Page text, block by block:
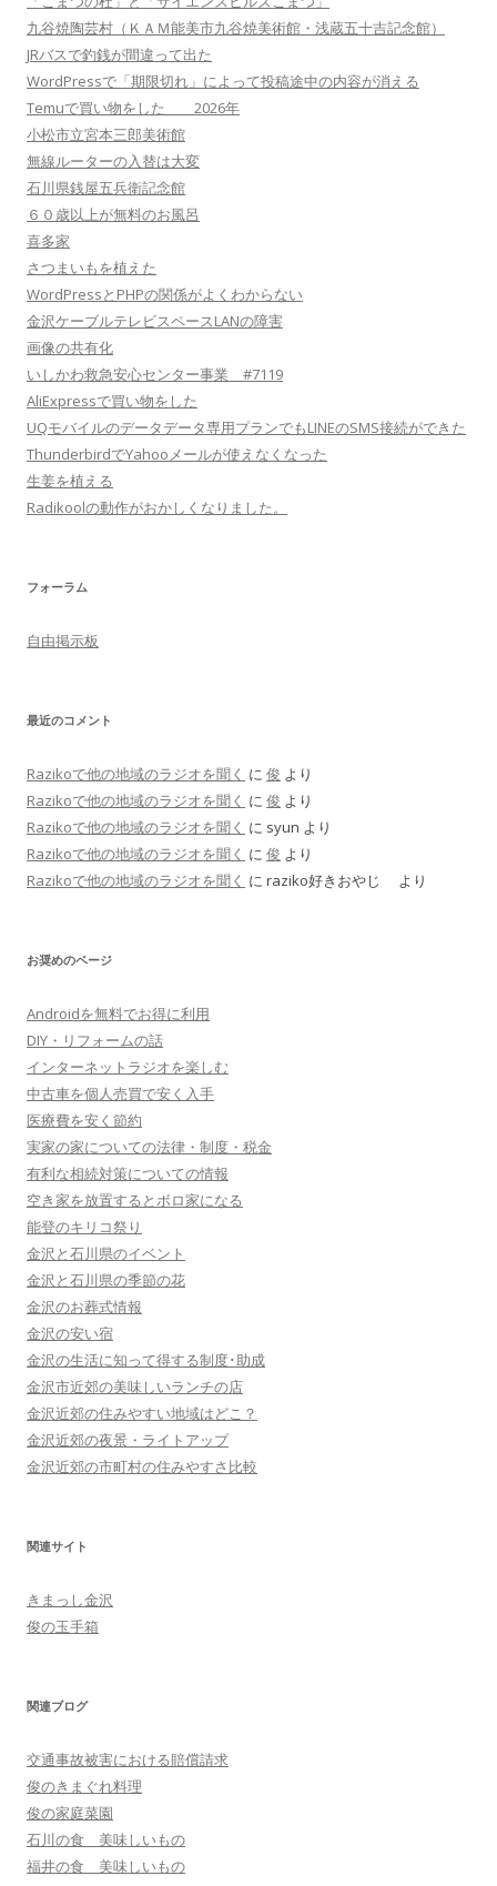
九谷焼陶芸村（ＫＡＭ能美市九谷焼美術館・浅蔵五十吉記念館）
JRバスで釣銭が間違って出た
WordPressで「期限切れ」によって投稿途中の内容が消える
Temuで買い物をした 2026年
小松市立宮本三郎美術館
無線ルーターの入替は大変
石川県銭屋五兵衛記念館
６０歳以上が無料のお風呂
喜多家
さつまいもを植えた
WordPressとPHPの関係がよくわからない
金沢ケーブルテレビスペースLANの障害
画像の共有化
いしかわ救急安心センター事業 #7119
AliExpressで買い物をした
UQモバイルのデータデータ専用プランでもLINEのSMS接続ができた
ThunderbirdでYahooメールが使えなくなった
生姜を植える
Radikoolの動作がおかしくなりました。
フォーラム
自由掲示板
最近のコメント
Razikoで他の地域のラジオを聞く に 俊 より
Razikoで他の地域のラジオを聞く に 俊 より
Razikoで他の地域のラジオを聞く に syun より
Razikoで他の地域のラジオを聞く に 俊 より
Razikoで他の地域のラジオを聞く に raziko好きおやじ より
お奨めのページ
Androidを無料でお得に利用
DIY・リフォームの話
インターネットラジオを楽しむ
中古車を個人売買で安く入手
医療費を安く節約
実家の家についての法律・制度・税金
有利な相続対策についての情報
空き家を放置するとボロ家になる
能登のキリコ祭り
金沢と石川県のイベント
金沢と石川県の季節の花
金沢のお葬式情報
金沢の安い宿
金沢の生活に知って得する制度･助成
金沢市近郊の美味しいランチの店
金沢近郊の住みやすい地域はどこ？
金沢近郊の夜景・ライトアップ
金沢近郊の市町村の住みやすさ比較
関連サイト
きまっし金沢
俊の玉手箱
関連ブログ
交通事故被害における賠償請求
俊のきまぐれ料理
俊の家庭菜園
石川の食 美味しいもの
福井の食 美味しいもの